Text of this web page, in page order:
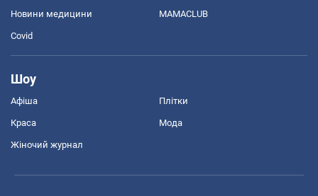
Новини медицини MAMACLUB
Covid
Шоу
Афіша Плітки
Краса Мода
Жіночий журнал